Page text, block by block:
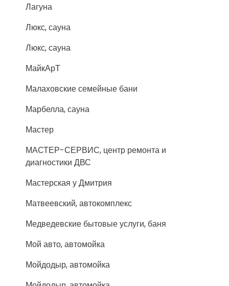
Лагуна
Люкс, сауна
Люкс, сауна
МайкАрТ
Малаховские семейные бани
Марбелла, сауна
Мастер
МАСТЕР-СЕРВИС, центр ремонта и
диагностики ДВС
Мастерская у Дмитрия
Матвеевский, автокомплекс
Медведевские бытовые услуги, баня
Мой авто, автомойка
Мойдодыр, автомойка